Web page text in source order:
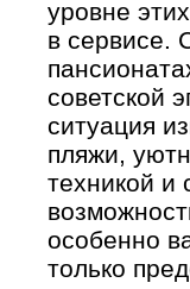
уровне
в сервисе.
советской
ситуация
пляжи,
техникой и
особенно
только